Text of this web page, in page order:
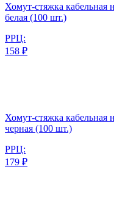
Хомут-стяжка кабельная
белая (100 шт.)
РРЦ:
158 ₽
Хомут-стяжка кабельная
черная (100 шт.)
РРЦ:
179 ₽